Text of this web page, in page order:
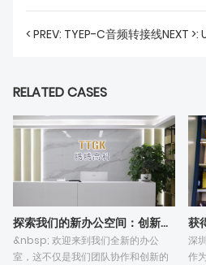
新闻资讯
联系我们
< PREV: TYEP-C音频转接线NEXT >:
RELATED CASES
探索我们的新办公空间：创新与协作的新篇章
&nbsp; 欢迎来到我们全新的办公
室，这不仅是我们团队协作和创新的
获
深
作